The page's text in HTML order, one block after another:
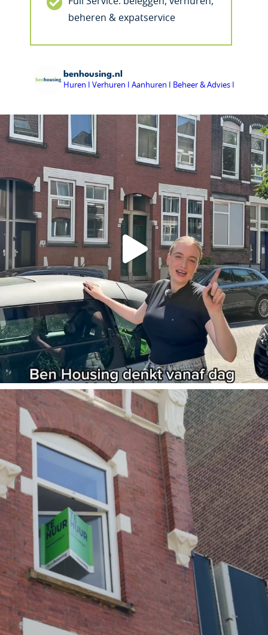
beheren & expatservice
benhousing.nl
Huren I Verhuren I Aanhuren I Beheer & Advies I